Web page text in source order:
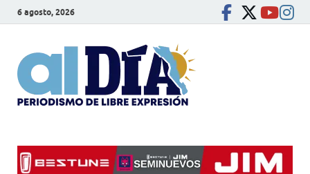
6 agosto, 2026